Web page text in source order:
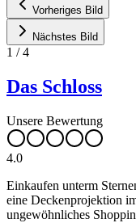
Vorheriges Bild
Nächstes Bild
1 /4
Das Schloss
Unsere Bewertung
4.0
Einkaufen unterm
eine Deckenprojektion
ungewöhnliches